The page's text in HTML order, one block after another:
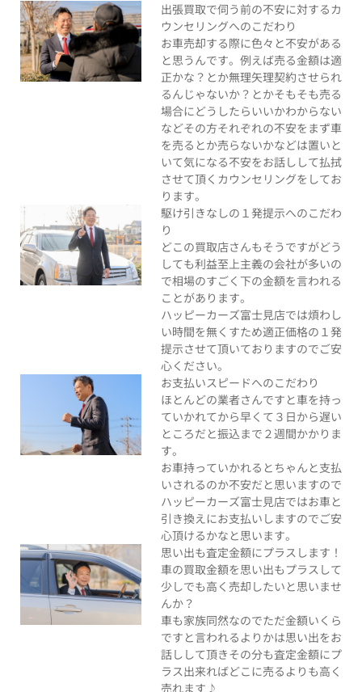
出張買取で伺う前の不安に対するカ
ウンセリングへのこだわり
お車売却する際に色々と不安がある
と思うんです。例えば売る金額は適
正かな？とか無理矢理契約させられ
るんじゃないか？とかそもそも売る
場合にどうしたらいいかわからない
などその方それぞれの不安をまず車
を売るとか売らないかなどは置いと
いて気になる不安をお話しして払拭
させて頂くカウンセリングをしてお
ります。
駆け引きなしの１発提示へのこだわ
り
どこの買取店さんもそうですがどう
しても利益至上主義の会社が多いの
で相場のすごく下の金額を言われる
ことがあります。
ハッピーカーズ富士見店では煩わし
い時間を無くすため適正価格の１発
提示させて頂いておりますのでご安
心ください。
お支払いスピードへのこだわり
ほとんどの業者さんですと車を持っ
ていかれてから早くて３日から遅い
ところだと振込まで２週間かかりま
す。
お車持っていかれるとちゃんと支払
いされるのか不安だと思いますので
ハッピーカーズ富士見店ではお車と
引き換えにお支払いしますのでご安
心頂けるかなと思います。
思い出も査定金額にプラスします！
車の買取金額を思い出もプラスして
少しでも高く売却したいと思いませ
んか？
車も家族同然なのでただ金額いくら
ですと言われるよりかは思い出をお
話しして頂きその分も査定金額にプ
ラス出来ればどこに売るよりも高く
売れます♪